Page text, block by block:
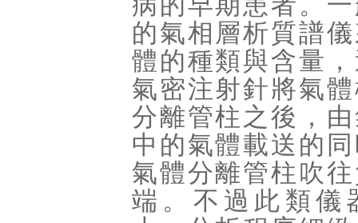
的氣相層析質譜
體的種類與含量
氣密注射針將氣
分離管柱之後，
中的氣體載送的
氣體分離管柱吹
端。不過此類儀